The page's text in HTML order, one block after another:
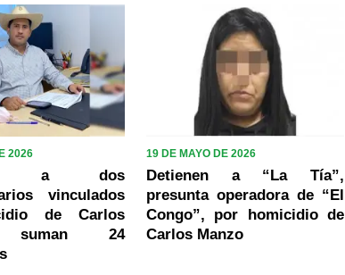
2026
a dos
vinculados
de Carlos
suman 24
19 DE MAYO DE 2026
Detienen a “La Tía”,
presunta operadora de “El
Congo”, por homicidio de
Carlos Manzo